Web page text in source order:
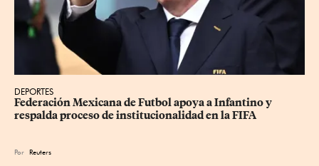
DEPORTES
Federación Mexicana de Futbol apoya a Infantino y
respalda proceso de institucionalidad en la FIFA
Por Reuters